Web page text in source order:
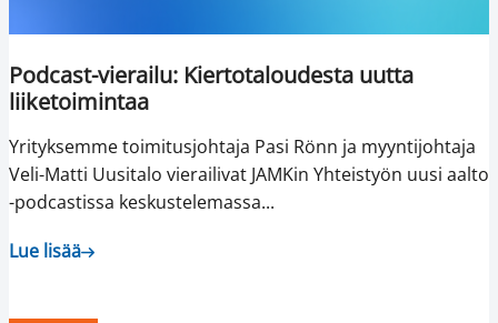
Podcast-vierailu: Kiertotaloudesta uutta
liiketoimintaa
Yrityksemme toimitusjohtaja Pasi Rönn ja myyntijohtaja
Veli-Matti Uusitalo vierailivat JAMKin Yhteistyön uusi aalto
-podcastissa keskustelemassa...
Lue lisää